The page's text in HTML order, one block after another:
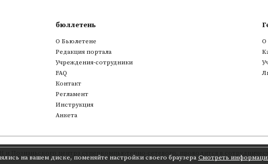
на вашем диске, поменяйте настройки своего браузера Смотреть
бюллетень
О Бьюлетене
Редакция портала
Учреждения-сотрудники
FAQ
Контакт
Регламент
Инструкция
Анкета
О
Познаньского центра суперкомпьютерно-сетевого